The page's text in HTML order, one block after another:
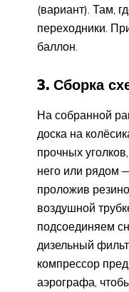
(вариант). Там,
переходники.
баллон.
3. Сборка
На собранной
доска на
прочных
него или рядом
проложив
воздушной
подсоединяем
дизельный
компрессор
аэрографа,